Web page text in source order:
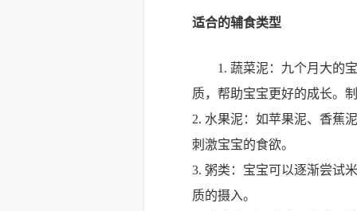
适合的辅食类型
1. 蔬菜泥：九个月大的
质，帮助宝宝更好的成长。
2. 水果泥：如苹果泥、香蕉
刺激宝宝的食欲。
3. 粥类：宝宝可以逐渐尝试
质的摄入。